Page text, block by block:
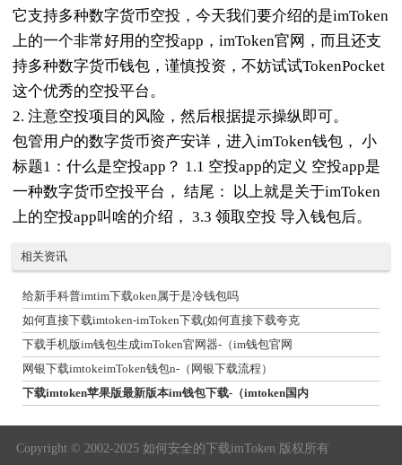
它支持多种数字货币空投，今天我们要介绍的是imToken
上的一个非常好用的空投app，imToken官网，而且还支
持多种数字货币钱包，谨慎投资，不妨试试TokenPocket
这个优秀的空投平台。
2. 注意空投项目的风险，然后根据提示操纵即可。
包管用户的数字货币资产安详，进入imToken钱包， 小
标题1：什么是空投app？ 1.1 空投app的定义 空投app是
一种数字货币空投平台， 结尾： 以上就是关于imToken
上的空投app叫啥的介绍， 3.3 领取空投 导入钱包后。
相关资讯
给新手科普imtim下载oken属于是冷钱包吗
如何直接下载imtoken-imToken下载(如何直接下载夸克
下载手机版im钱包生成imToken官网器-（im钱包官网
网银下载imtokeimToken钱包n-（网银下载流程）
下载imtoken苹果版最新版本im钱包下载-（imtoken国内
Copyright © 2002-2025 如何安全的下载imToken 版权所有